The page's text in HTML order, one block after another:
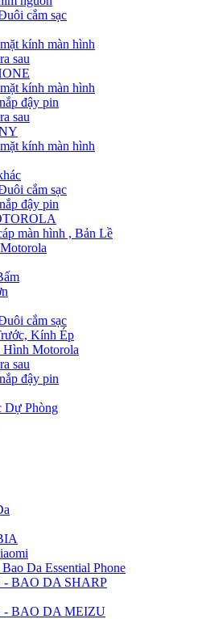
cắm sạc
kính màn hình
sau
kính màn hình
đậy pin
sau
kính màn hình
cắm sạc
đậy pin
màn hình , Bản Lề
cắm sạc
Kính Ép
Hình Motorola
sau
đậy pin
Dự Phòng
Da Essential Phone
- BAO DA SHARP
- BAO DA MEIZU